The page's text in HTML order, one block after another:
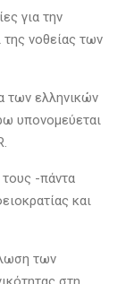
για την
νοθείας των
των ελληνικών
υπονομεύεται
-πάντα
και
των